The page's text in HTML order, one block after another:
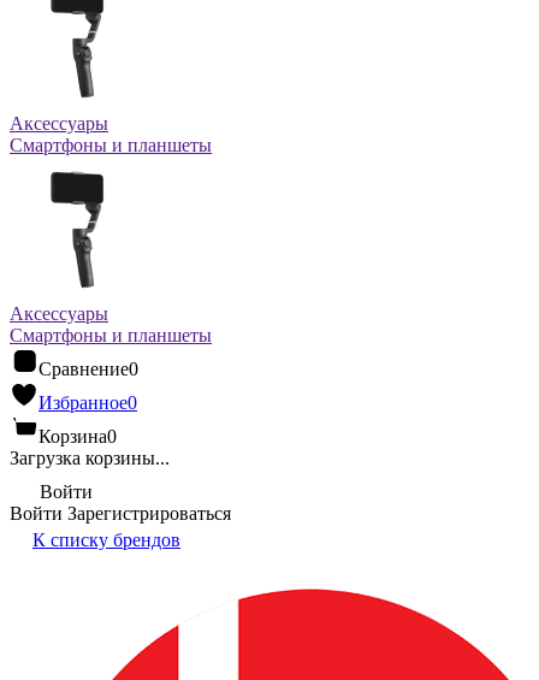
Аксессуары
Смартфоны и планшеты
Аксессуары
Смартфоны и планшеты
Сравнение0
Избранное0
Корзина0
Загрузка корзины...
Войти
Войти Зарегистрироваться
К списку брендов